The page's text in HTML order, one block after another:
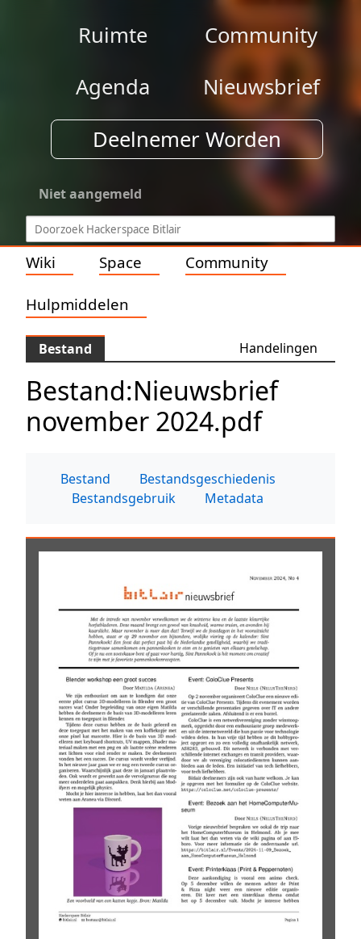
Ruimte
Community
Agenda
Nieuwsbrief
Deelnemer Worden
Niet aangemeld
Wiki Space Community
Hulpmiddelen
Bestand Handelingen
Bestand:Nieuwsbrief
november 2024.pdf
Bestand
Bestandsgeschiedenis
Bestandsgebruik
Metadata